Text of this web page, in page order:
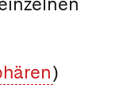
)